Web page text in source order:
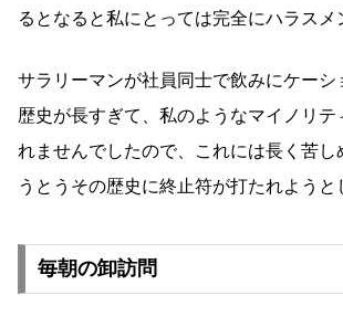
るとなると私にとっては完全にハラスメ
サラリーマンが社員同士で飲みにケーシ
歴史が長すぎて、私のようなマイノリテ
れませんでしたので、これには長く苦し
うとうその歴史に終止符が打たれようと
毎朝の卸訪問